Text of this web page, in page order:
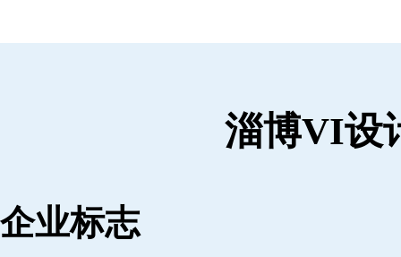
淄博VI设
企业标志